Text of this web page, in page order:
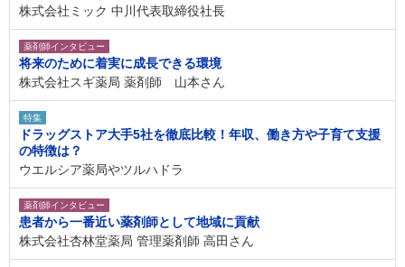
株式会社ミック 中川代表取締役社長
薬剤師インタビュー
将来のために着実に成長できる環境
株式会社スギ薬局 薬剤師 山本さん
特集
ドラッグストア大手5社を徹底比較！年収、働き方や子育て支援
の特徴は？
ウエルシア薬局やツルハドラ
薬剤師インタビュー
患者から一番近い薬剤師として地域に貢献
株式会社杏林堂薬局 管理薬剤師 高田さん